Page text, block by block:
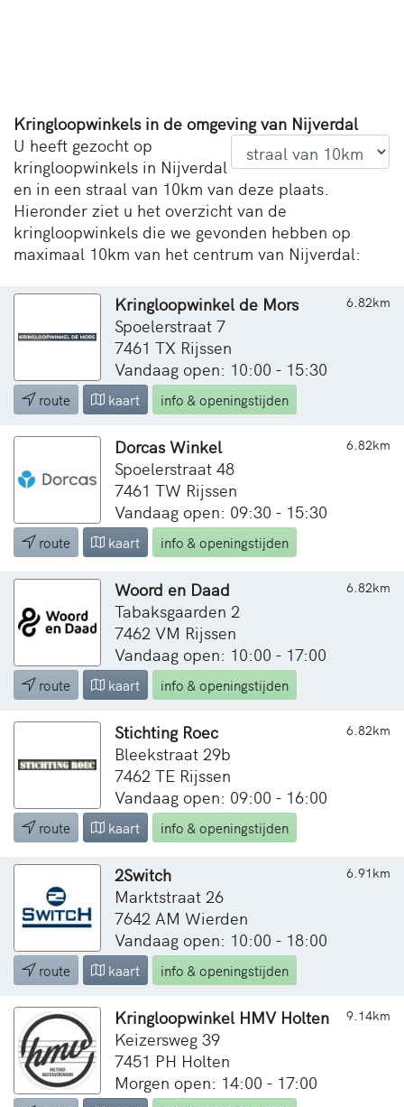
Kringloopwinkels in de omgeving van Nijverdal
U heeft gezocht op
kringloopwinkels in Nijverdal
en in een straal van 10km van deze plaats.
Hieronder ziet u het overzicht van de
kringloopwinkels die we gevonden hebben op
maximaal 10km van het centrum van Nijverdal:
6.82km
Kringloopwinkel de Mors
Spoelerstraat 7
7461 TX Rijssen
Vandaag open: 10:00 - 15:30
route kaart info & openingstijden
6.82km
Dorcas Winkel
Spoelerstraat 48
7461 TW Rijssen
Vandaag open: 09:30 - 15:30
route kaart info & openingstijden
6.82km
Woord en Daad
Tabaksgaarden 2
7462 VM Rijssen
Vandaag open: 10:00 - 17:00
route kaart info & openingstijden
6.82km
Stichting Roec
Bleekstraat 29b
7462 TE Rijssen
Vandaag open: 09:00 - 16:00
route kaart info & openingstijden
6.91km
2Switch
Marktstraat 26
7642 AM Wierden
Vandaag open: 10:00 - 18:00
route kaart info & openingstijden
9.14km
Kringloopwinkel HMV Holten
Keizersweg 39
7451 PH Holten
Morgen open: 14:00 - 17:00